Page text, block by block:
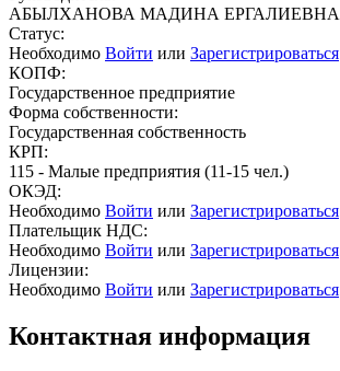
АБЫЛХАНОВА МАДИНА ЕРГАЛИЕВНА
Статус:
Необходимо Войти или Зарегистрироваться
КОПФ:
Государственное предприятие
Форма собственности:
Государственная собственность
КРП:
115 - Малые предприятия (11-15 чел.)
ОКЭД:
Необходимо Войти или Зарегистрироваться
Плательщик НДС:
Необходимо Войти или Зарегистрироваться
Лицензии:
Необходимо Войти или Зарегистрироваться
Контактная информация